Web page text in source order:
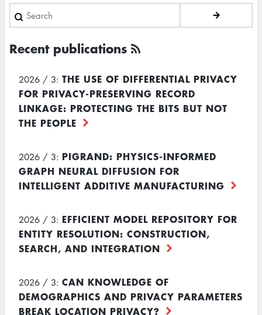
Search
Recent publications
2026 / 3: THE USE OF DIFFERENTIAL PRIVACY
FOR PRIVACY-PRESERVING RECORD
LINKAGE: PROTECTING THE BITS BUT NOT
THE PEOPLE
2026 / 3: PIGRAND: PHYSICS-INFORMED
GRAPH NEURAL DIFFUSION FOR
INTELLIGENT ADDITIVE MANUFACTURING
2026 / 3: EFFICIENT MODEL REPOSITORY FOR
ENTITY RESOLUTION: CONSTRUCTION,
SEARCH, AND INTEGRATION
2026 / 3: CAN KNOWLEDGE OF
DEMOGRAPHICS AND PRIVACY PARAMETERS
BREAK LOCATION PRIVACY?